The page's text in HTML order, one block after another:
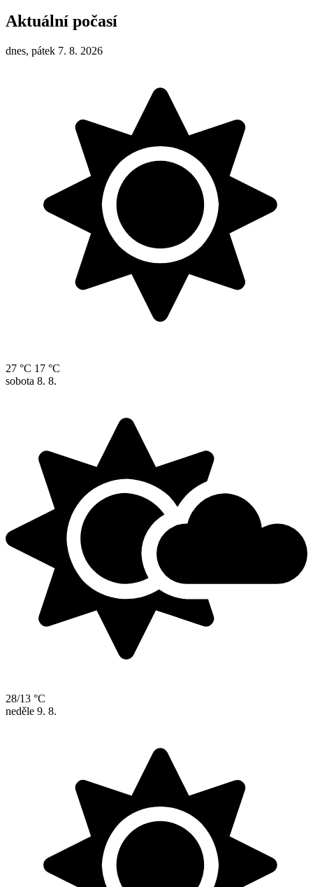
Aktuální počasí
dnes, pátek 7. 8. 2026
27 °C 17 °C
sobota 8. 8.
28/13 °C
neděle 9. 8.